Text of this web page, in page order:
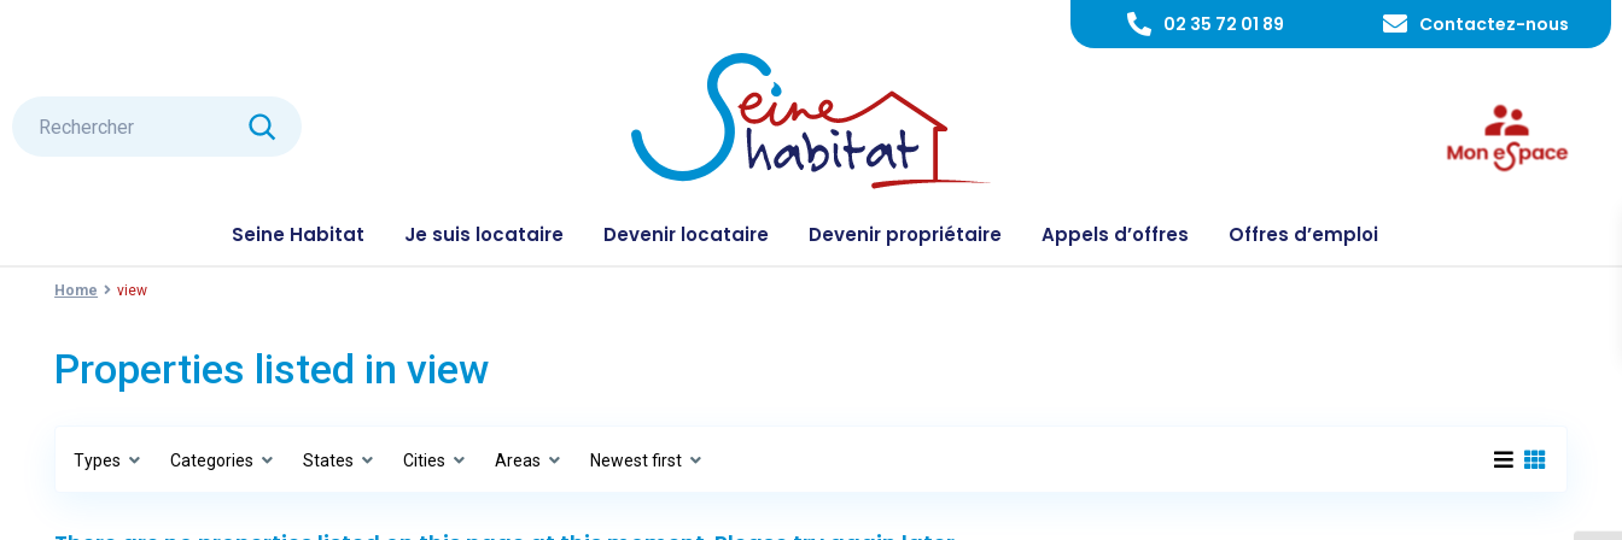
02 35 72 01 89 Contactez-nous
Seine Habitat Je suis locataire Devenir locataire Devenir propriétaire Appels d’offres Offres d’emploi
Home view
Properties listed in view
Types Categories States Cities Areas Newest first